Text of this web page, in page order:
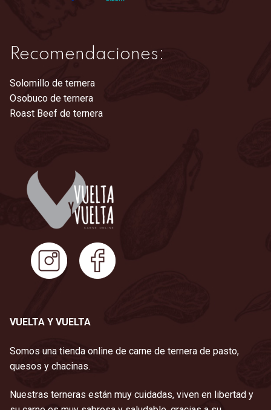
Recomendaciones:
Solomillo de ternera
Osobuco de ternera
Roast Beef de ternera
VUELTA Y VUELTA
Somos una tienda online de carne de ternera de pasto,
quesos y chacinas.
Nuestras terneras están muy cuidadas, viven en libertad y